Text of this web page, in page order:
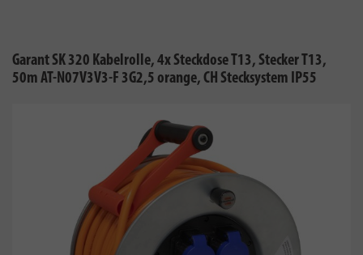
Garant SK 320 Kabelrolle, 4x Steckdose T13, Stecker T13,
50m AT-N07V3V3-F 3G2,5 orange, CH Stecksystem IP55